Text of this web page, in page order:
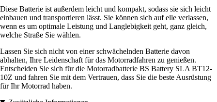
Diese Batterie ist außerdem leicht und kompakt, sodass sie sich leicht
einbauen und transportieren lässt. Sie können sich auf elle verlassen,
wenn es um optimale Leistung und Langlebigkeit geht, ganz gleich,
welche Straße Sie wählen.
Lassen Sie sich nicht von einer schwächelnden Batterie davon
abhalten, Ihre Leidenschaft für das Motorradfahren zu genießen.
Entscheiden Sie sich für die Motorradbatterie BS Battery SLA BT12-
10Z und fahren Sie mit dem Vertrauen, dass Sie die beste Ausrüstung
für Ihr Motorrad haben.